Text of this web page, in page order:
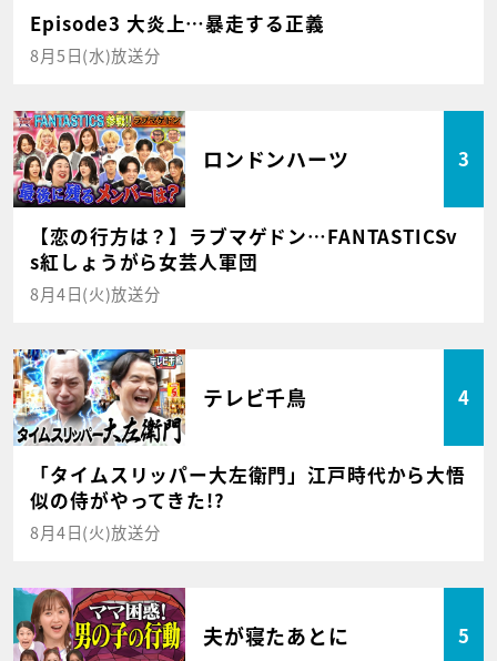
Episode3 大炎上…暴走する正義
8月5日(水)放送分
ロンドンハーツ 3
【恋の行方は？】ラブマゲドン…FANTASTICSv
s紅しょうがら女芸人軍団
8月4日(火)放送分
テレビ千鳥 4
「タイムスリッパー大左衛門」江戸時代から大悟
似の侍がやってきた!?
8月4日(火)放送分
夫が寝たあとに 5